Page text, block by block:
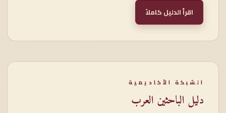
اقرأ الدليل كاملاً
الشبكة الأكاديمية
دليل الباحثين العرب